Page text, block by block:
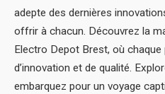
adepte des dernières
offrir à chacun. Découvrez la
Electro Depot Brest, où
d’innovation et de qualité.
embarquez pour un voyage